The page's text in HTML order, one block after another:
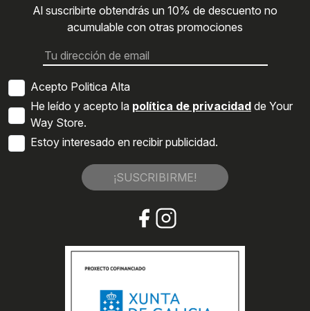
Al suscribirte obtendrás un 10% de descuento no
acumulable con otras promociones
Acepto Politica Alta
He leído y acepto la política de privacidad de Your
Way Store.
Estoy interesado en recibir publicidad.
¡SUSCRIBIRME!